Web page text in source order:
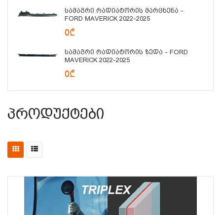
Სამაგრი Რადიატორის Მარცხენა -
FORD MAVERICK 2022-2025
0₾
Სამაგრი Რადიატორის Ზედა - FORD
MAVERICK 2022-2025
0₾
Პროდუქტები